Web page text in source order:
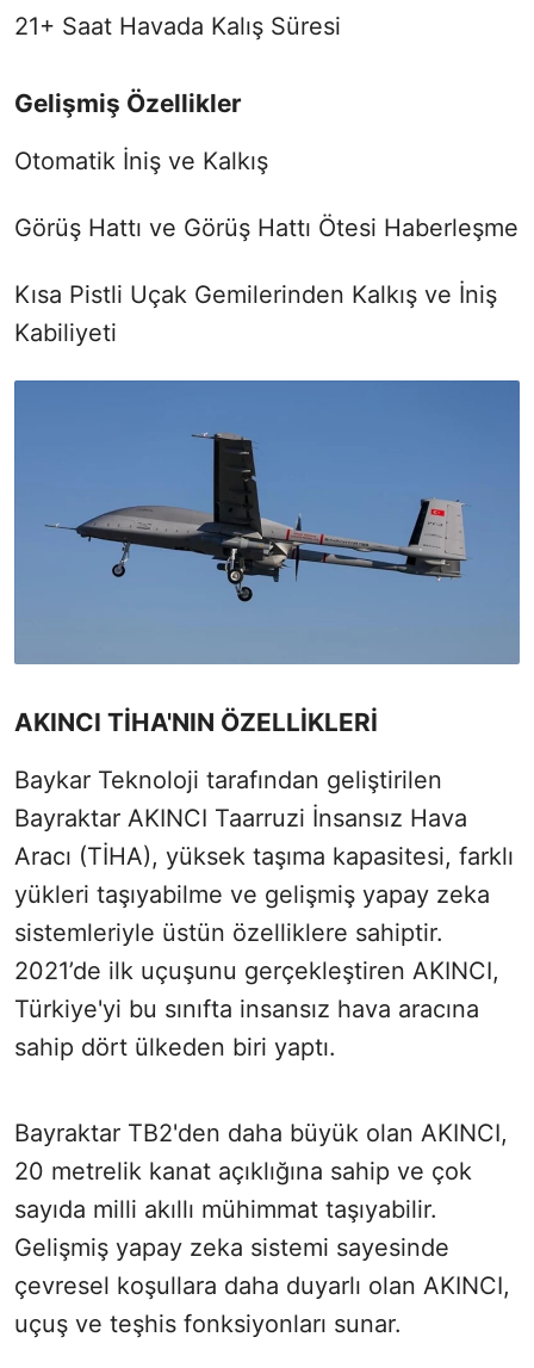
21+ Saat Havada Kalış Süresi
Gelişmiş Özellikler
Otomatik İniş ve Kalkış
Görüş Hattı ve Görüş Hattı Ötesi Haberleşme
Kısa Pistli Uçak Gemilerinden Kalkış ve İniş
Kabiliyeti
AKINCI TİHA'NIN ÖZELLİKLERİ
Baykar Teknoloji tarafından geliştirilen
Bayraktar AKINCI Taarruzi İnsansız Hava
Aracı (TİHA), yüksek taşıma kapasitesi, farklı
yükleri taşıyabilme ve gelişmiş yapay zeka
sistemleriyle üstün özelliklere sahiptir.
2021’de ilk uçuşunu gerçekleştiren AKINCI,
Türkiye'yi bu sınıfta insansız hava aracına
sahip dört ülkeden biri yaptı.
Bayraktar TB2'den daha büyük olan AKINCI,
20 metrelik kanat açıklığına sahip ve çok
sayıda milli akıllı mühimmat taşıyabilir.
Gelişmiş yapay zeka sistemi sayesinde
çevresel koşullara daha duyarlı olan AKINCI,
uçuş ve teşhis fonksiyonları sunar.